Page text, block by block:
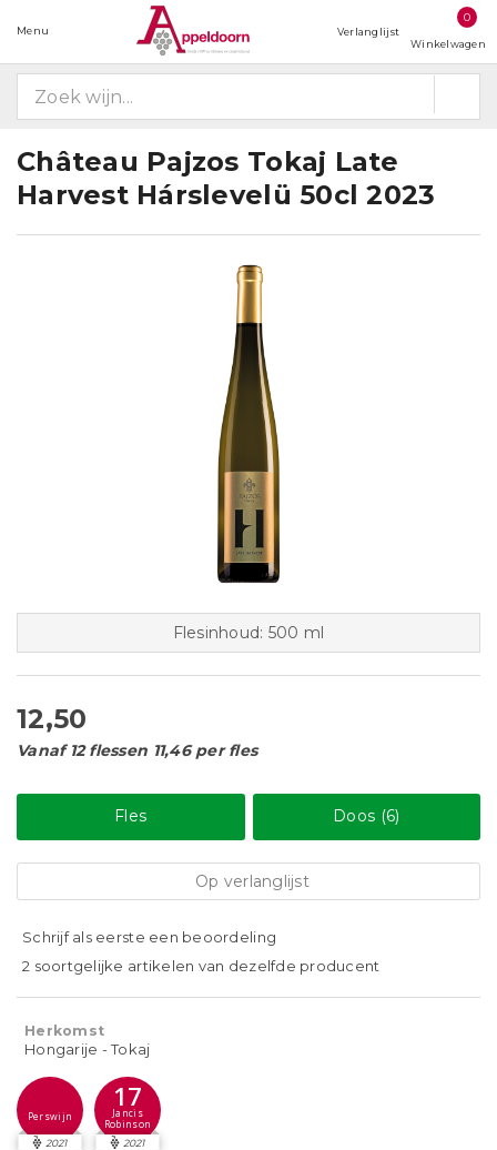
Menu Verlanglijst
0
Winkelwagen
Château Pajzos Tokaj Late
Harvest Hárslevelü 50cl 2023
Flesinhoud: 500 ml
12,50
Vanaf 12 flessen 11,46 per fles
Fles Doos (6)
Op verlanglijst
Schrijf als eerste een beoordeling
2 soortgelijke artikelen van dezelfde producent
Herkomst
Hongarije - Tokaj
Perswijn
2021
17
Jancis
Robinson
2021